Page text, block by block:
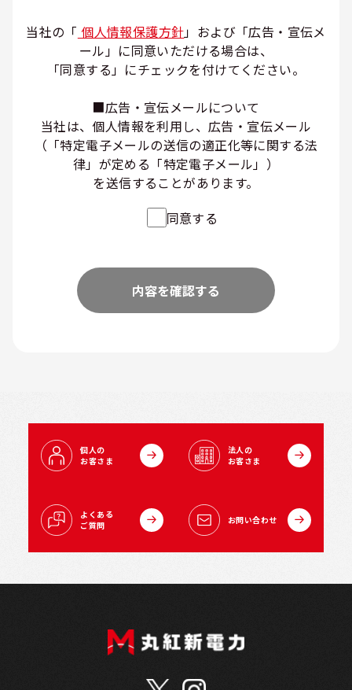
当社の「 個人情報保護方針」および「広告・宣伝メ
ール」に同意いただける場合は、
「同意する」にチェックを付けてください。
■広告・宣伝メールについて
当社は、個人情報を利用し、広告・宣伝メール
（「特定電子メールの送信の適正化等に関する法
律」が定める「特定電子メール」）
を送信することがあります。
同意する
内容を確認する
個人の
お客さま
法人の
お客さま
よくある
ご質問
お問い合わせ